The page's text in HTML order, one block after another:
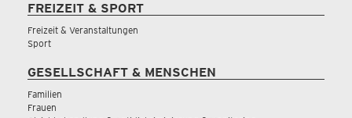
FREIZEIT & SPORT
Freizeit & Veranstaltungen
Sport
GESELLSCHAFT & MENSCHEN
Familien
Frauen